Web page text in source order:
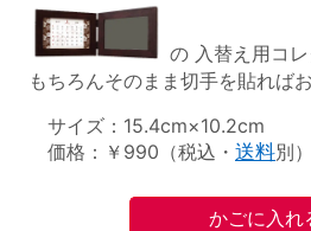
の 入替え用コ
もちろんそのまま切手を貼れば
サイズ：15.4cm×10.2cm
価格：￥990（税込・ 送料別）